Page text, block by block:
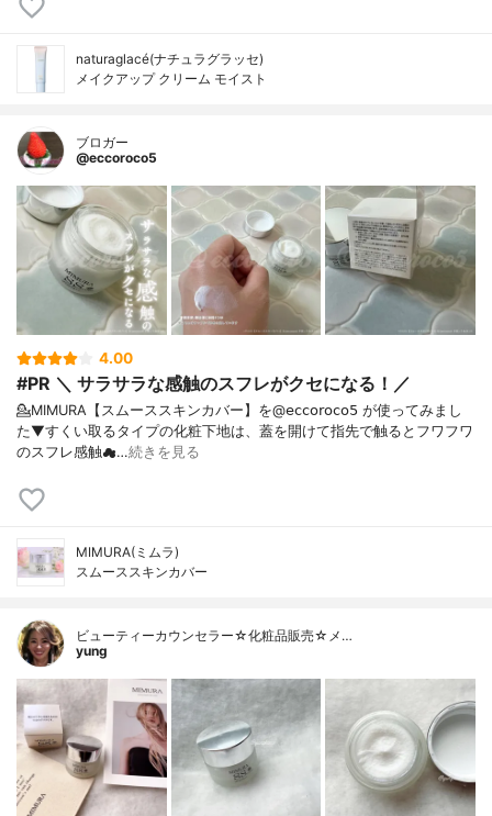
naturaglacé(ナチュラグラッセ)
メイクアップ クリーム モイスト
ブロガー
@eccoroco5
4.00
#PR ＼ サラサラな感触のスフレがクセになる！／
💁MIMURA【スムーススキンカバー】を@𝖾𝖼𝖼𝗈𝗋𝗈𝖼𝗈𝟧 が使ってみまし
た⁡⁡▼⁡すくい取るタイプの化粧下地は、蓋を開けて指先で触るとフワフワ
のスフレ感触☁…続きを見る
MIMURA(ミムラ)
スムーススキンカバー
ビューティーカウンセラー☆化粧品販売☆メ…
yung